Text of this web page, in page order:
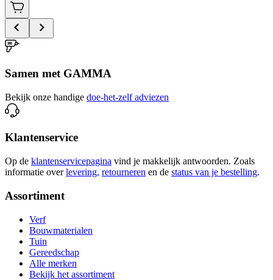
Samen met GAMMA
Bekijk onze handige doe-het-zelf adviezen
Klantenservice
Op de klantenservicepagina vind je makkelijk antwoorden. Zoals
informatie over levering, retourneren en de status van je bestelling.
Assortiment
Verf
Bouwmaterialen
Tuin
Gereedschap
Alle merken
Bekijk het assortiment